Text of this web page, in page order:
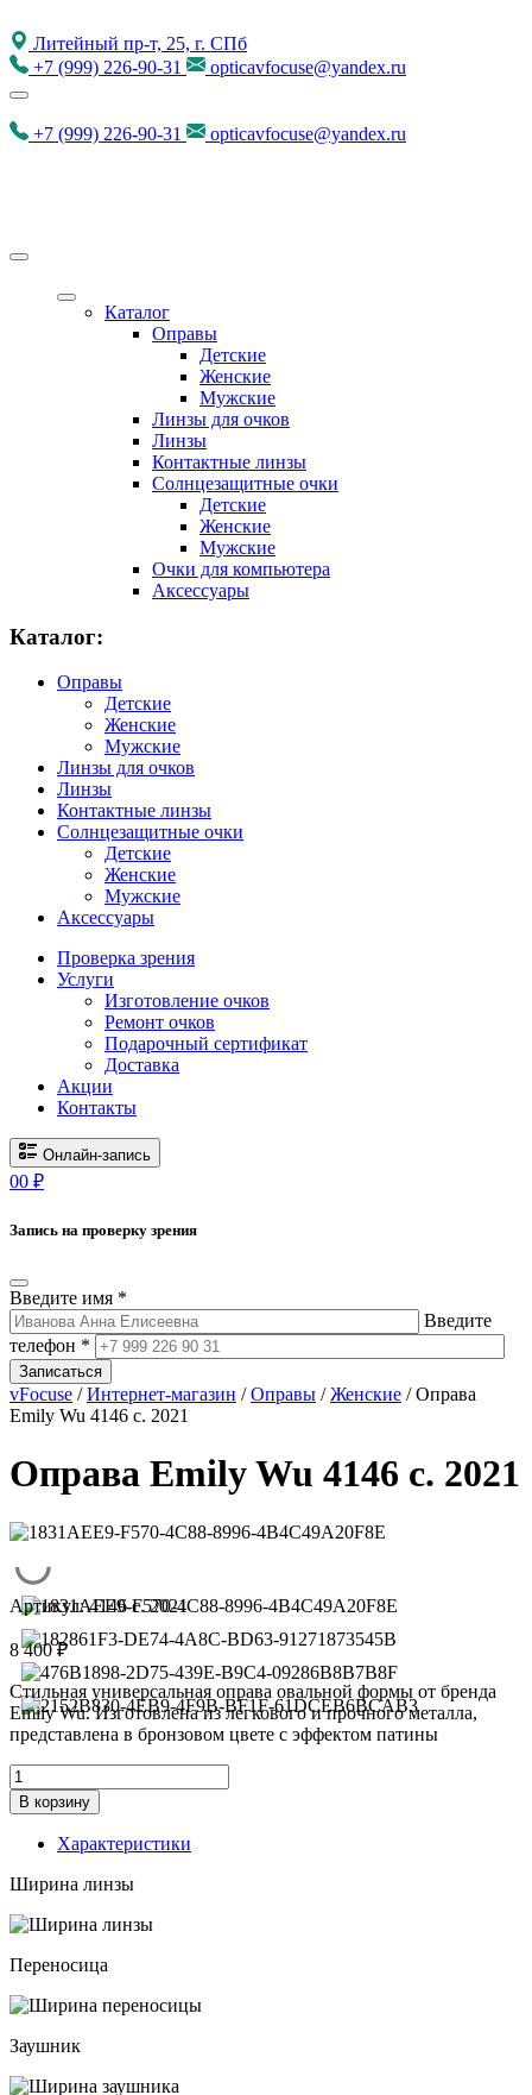
Литейный пр-т, 25, г. СПб
+7 (999) 226-90-31 opticavfocuse@yandex.ru
+7 (999) 226-90-31 opticavfocuse@yandex.ru
Каталог
Оправы
Детские
Женские
Мужские
Линзы для очков
Линзы
Контактные линзы
Солнцезащитные очки
Детские
Женские
Мужские
Очки для компьютера
Аксессуары
Каталог:
Оправы
Детские
Женские
Мужские
Линзы для очков
Линзы
Контактные линзы
Солнцезащитные очки
Детские
Женские
Мужские
Аксессуары
Проверка зрения
Услуги
Изготовление очков
Ремонт очков
Подарочный сертификат
Доставка
Акции
Контакты
Онлайн-запись
00 ₽
Запись на проверку зрения
Введите имя *
Введите
телефон *
Записаться
vFocuse /Интернет-магазин /Оправы /Женские / Оправа
Emily Wu 4146 c. 2021
Оправа Emily Wu 4146 c. 2021
Артикул:4146 c. 2021
8 400₽
Стильная универсальная оправа овальной формы от бренда
Emily Wu. Изготовлена из легкового и прочного металла,
представлена в бронзовом цвете с эффектом патины
Количество
товара
Оправа
Emily
4146
2021
В корзину
Характеристики
Ширина линзы
Переносица
Заушник